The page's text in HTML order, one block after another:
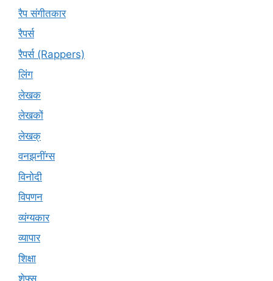
रैप संगीतकार
रैपर्स
रैपर्स (Rappers)
लिंग
लेखक
लेखकों
लेखक्
वनझनींग्स
विनोदी
विपणन
व्यंग्यकार
व्यापार
शिक्षा